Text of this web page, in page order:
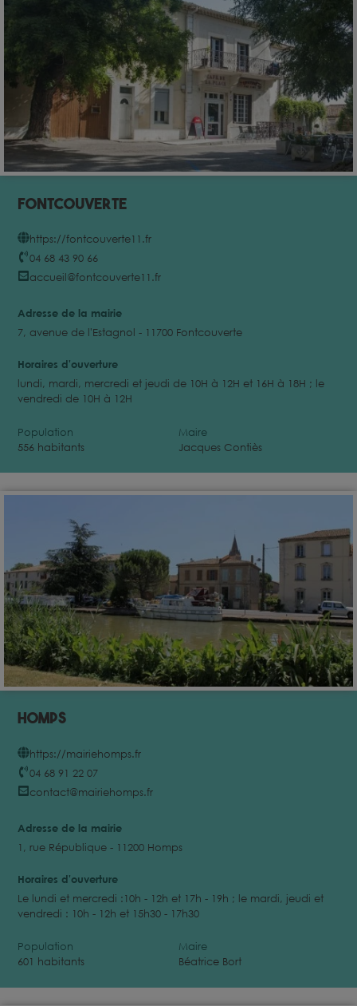
Fontcouverte
https://fontcouverte11.fr
04 68 43 90 66
accueil@fontcouverte11.fr
Adresse de la mairie
7, avenue de l'Estagnol - 11700 Fontcouverte
Horaires d'ouverture
lundi, mardi, mercredi et jeudi de 10H à 12H et 16H à 18H ; le
vendredi de 10H à 12H
Population
556 habitants
Maire
Jacques Contiès
Homps
https://mairiehomps.fr
04 68 91 22 07
contact@mairiehomps.fr
Adresse de la mairie
1, rue République - 11200 Homps
Horaires d'ouverture
Le lundi et mercredi :10h - 12h et 17h - 19h ; le mardi, jeudi et
vendredi : 10h - 12h et 15h30 - 17h30
Population
601 habitants
Maire
Béatrice Bort